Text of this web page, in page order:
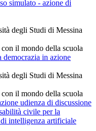
simulato - azione di
degli Studi di Messina
il mondo della scuola
democrazia in azione
degli Studi di Messina
il mondo della scuola
udienza di discussione
civile per la
intelligenza artificiale